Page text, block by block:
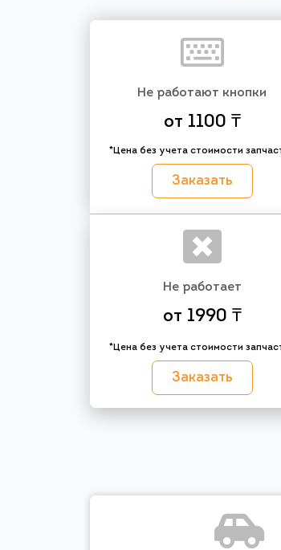
Не работают кнопки
от 1100 ₸
*Цена без учета стоимости
Заказать
Не работает
от 1990 ₸
*Цена без учета стоимости
Заказать